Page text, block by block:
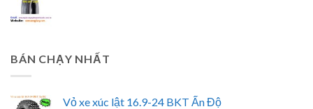
BÁN CHẠY NHẤT
Vỏ xe xúc lật 16.9-24 BKT Ấn Độ